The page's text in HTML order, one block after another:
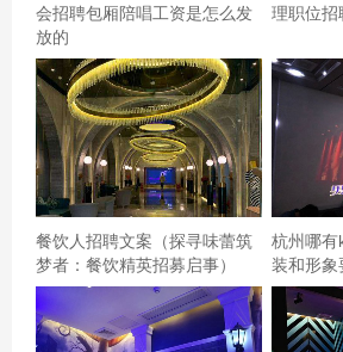
薄荷环境：环境很好四层楼很大,设施
歌比较麻烦新歌也算多但是网很差服
会招聘包厢陪唱工资是怎么发
放的
理职位招
餐饮人招聘文案（探寻味蕾筑
梦者：餐饮精英招募启事）
杭州哪有
装和形象